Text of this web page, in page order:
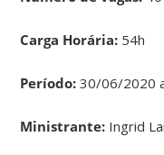
Carga Horária: 54h
Período: 30/06/2020
Ministrante: Ingrid